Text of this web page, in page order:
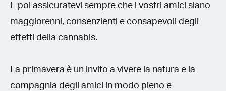
E poi assicuratevi sempre che i vostri amici siano
maggiorenni, consenzienti e consapevoli degli
effetti della cannabis.
La primavera è un invito a vivere la natura e la
compagnia degli amici in modo pieno e